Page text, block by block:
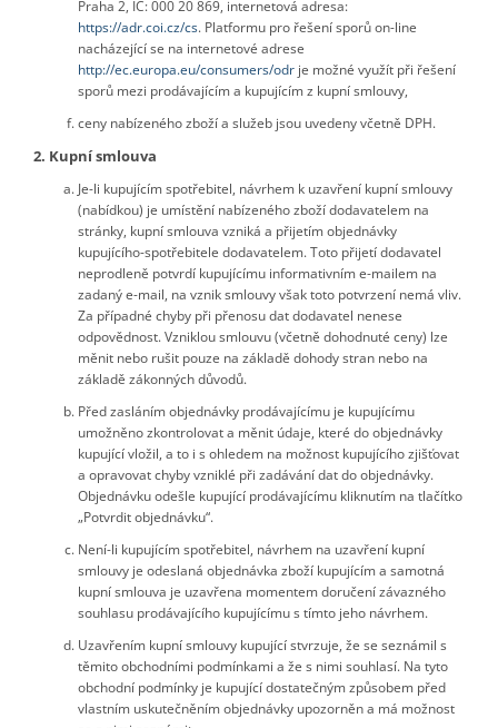
Praha 2, IČ: 000 20 869, internetová adresa:
https://adr.coi.cz/cs. Platformu pro řešení sporů on-line
nacházející se na internetové adrese
http://ec.europa.eu/consumers/odr je možné využít při řešení
sporů mezi prodávajícím a kupujícím z kupní smlouvy,
ceny nabízeného zboží a služeb jsou uvedeny včetně DPH.
2. Kupní smlouva
Je-li kupujícím spotřebitel, návrhem k uzavření kupní smlouvy
(nabídkou) je umístění nabízeného zboží dodavatelem na
stránky, kupní smlouva vzniká a přijetím objednávky
kupujícího-spotřebitele dodavatelem. Toto přijetí dodavatel
neprodleně potvrdí kupujícímu informativním e-mailem na
zadaný e-mail, na vznik smlouvy však toto potvrzení nemá vliv.
Za případné chyby při přenosu dat dodavatel nenese
odpovědnost. Vzniklou smlouvu (včetně dohodnuté ceny) lze
měnit nebo rušit pouze na základě dohody stran nebo na
základě zákonných důvodů.
Před zasláním objednávky prodávajícímu je kupujícímu
umožněno zkontrolovat a měnit údaje, které do objednávky
kupující vložil, a to i s ohledem na možnost kupujícího zjišťovat
a opravovat chyby vzniklé při zadávání dat do objednávky.
Objednávku odešle kupující prodávajícímu kliknutím na tlačítko
„Potvrdit objednávku“.
Není-li kupujícím spotřebitel, návrhem na uzavření kupní
smlouvy je odeslaná objednávka zboží kupujícím a samotná
kupní smlouva je uzavřena momentem doručení závazného
souhlasu prodávajícího kupujícímu s tímto jeho návrhem.
Uzavřením kupní smlouvy kupující stvrzuje, že se seznámil s
těmito obchodními podmínkami a že s nimi souhlasí. Na tyto
obchodní podmínky je kupující dostatečným způsobem před
vlastním uskutečněním objednávky upozorněn a má možnost